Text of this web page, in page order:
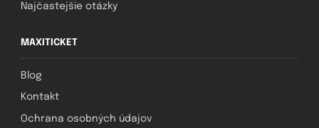
Najčastejšie otázky
MAXITICKET
Blog
Kontakt
Ochrana osobných údajov